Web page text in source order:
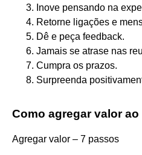
Inove pensando na
Retorne ligações e
Dê e peça feedback.
Jamais se atrase nas
Cumpra os prazos.
Surpreenda
Como agregar valor
Agregar valor – 7 passos